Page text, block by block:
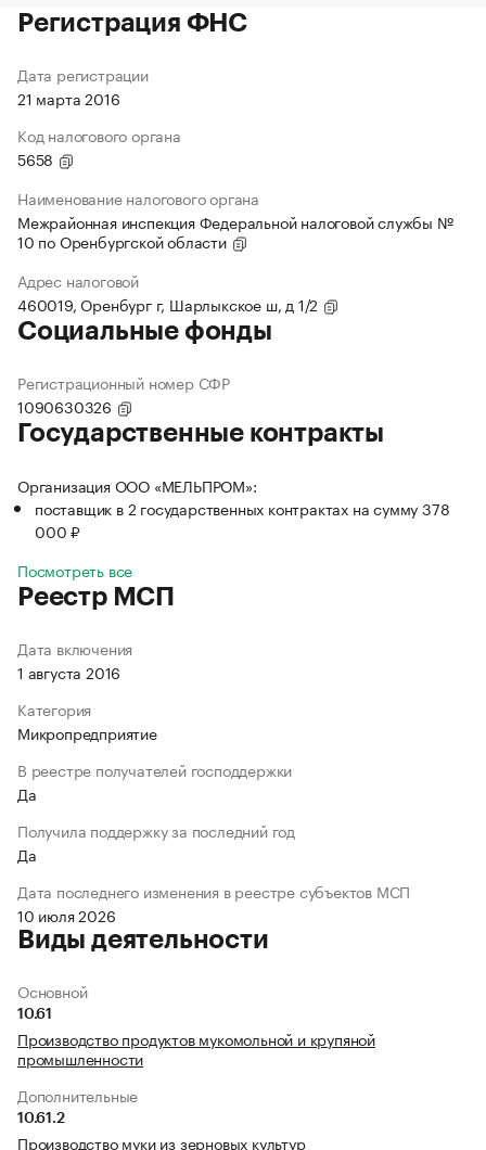
Регистрация ФНС
Дата регистрации
21 марта 2016
Код налогового органа
5658
Наименование налогового органа
Межрайонная инспекция Федеральной налоговой службы №
10 по Оренбургской области
Адрес налоговой
460019, Оренбург г, Шарлыкское ш, д 1/2
Социальные фонды
Регистрационный номер СФР
1090630326
Государственные контракты
Организация ООО «МЕЛЬПРОМ»:
поставщик в 2 государственных контрактах на сумму 378
000 ₽
Посмотреть все
Реестр МСП
Дата включения
1 августа 2016
Категория
Микропредприятие
В реестре получателей господдержки
Да
Получила поддержку за последний год
Да
Дата последнего изменения в реестре субъектов МСП
10 июля 2026
Виды деятельности
Основной
10.61
Производство продуктов мукомольной и крупяной
промышленности
Дополнительные
10.61.2
Производство муки из зерновых культур